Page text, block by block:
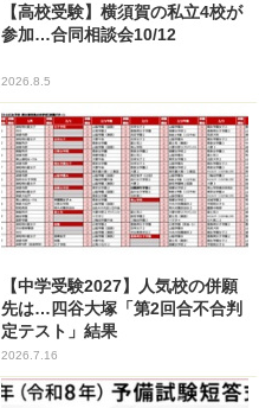
【高校受験】横須賀の私立4校が
参加…合同相談会10/12
2026.8.5
【中学受験2027】人気校の併願
先は…四谷大塚「第2回合不合判
定テスト」結果
2026.7.16